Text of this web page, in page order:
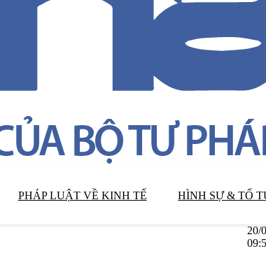
PHÁP LUẬT VỀ KINH TẾ HÌNH SỰ & TỐ
20/